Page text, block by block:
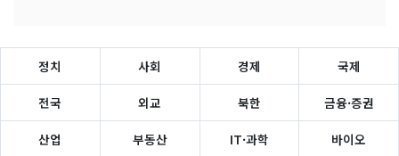
정치 사회 경제 국제
전국 외교 북한 금융·증권
산업 부동산 IT·과학 바이오